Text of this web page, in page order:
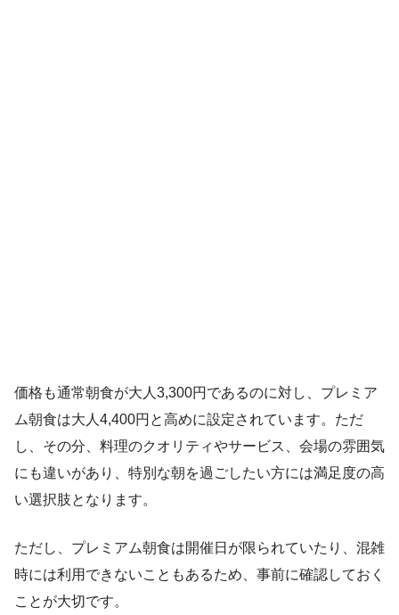
価格も通常朝食が大人3,300円であるのに対し、プレミア
ム朝食は大人4,400円と高めに設定されています。ただ
し、その分、料理のクオリティやサービス、会場の雰囲気
にも違いがあり、特別な朝を過ごしたい方には満足度の高
い選択肢となります。
ただし、プレミアム朝食は開催日が限られていたり、混雑
時には利用できないこともあるため、事前に確認しておく
ことが大切です。